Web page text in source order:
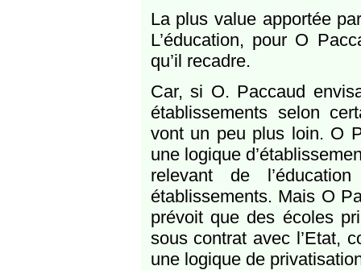
La plus value apportée
L’éducation, pour O
qu’il recadre.
Car, si O. Paccaud
établissements selon
vont un peu plus loin. O
une logique
relevant de
établissements. Mais O
prévoit que des écoles
sous contrat avec l’Etat,
une logique de